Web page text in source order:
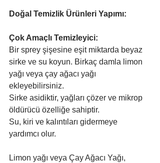
Doğal Temizlik Ürünleri Yapımı:
Çok Amaçlı Temizleyici:
Bir sprey şişesine eşit miktarda beyaz
sirke ve su koyun. Birkaç damla limon
yağı veya çay ağacı yağı
ekleyebilirsiniz.
Sirke asidiktir, yağları çözer ve mikrop
öldürücü özelliğe sahiptir.
Su, kiri ve kalıntıları gidermeye
yardımcı olur.
Limon yağı veya Çay Ağacı Yağı,